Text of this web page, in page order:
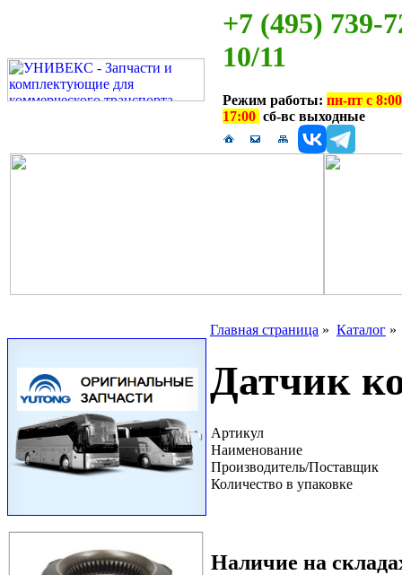
+7 (495) 739-
10/11
Режим работы: пн-пт с
17:00 сб-вс выходные
Главная страница » Каталог
Датчик
Артикул
Наименование
Производитель/Поставщик
Количество в упаковке
Наличие на